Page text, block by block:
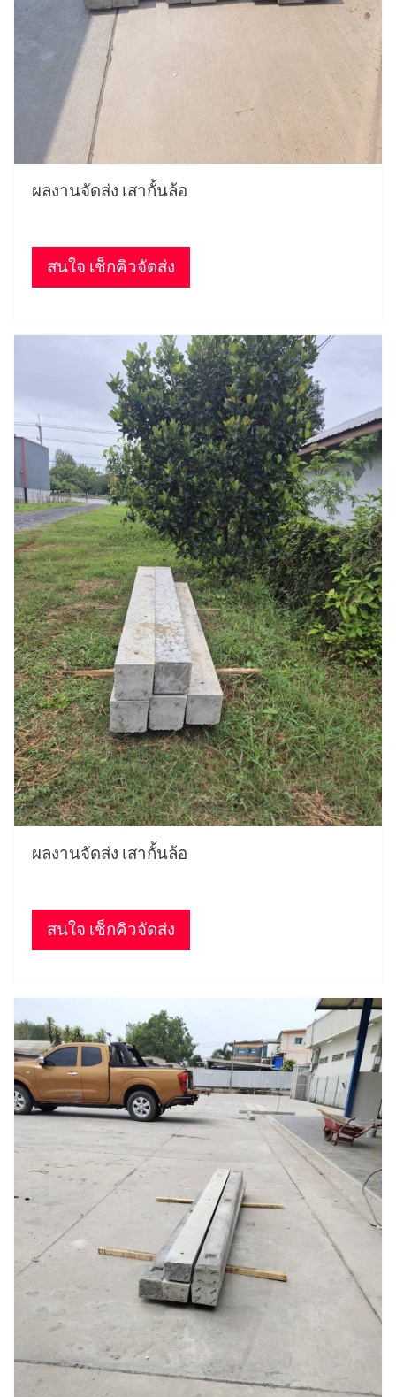
ผลงานจัดส่ง เสากั้นล้อ
สนใจ เช็กคิวจัดส่ง
ผลงานจัดส่ง เสากั้นล้อ
สนใจ เช็กคิวจัดส่ง